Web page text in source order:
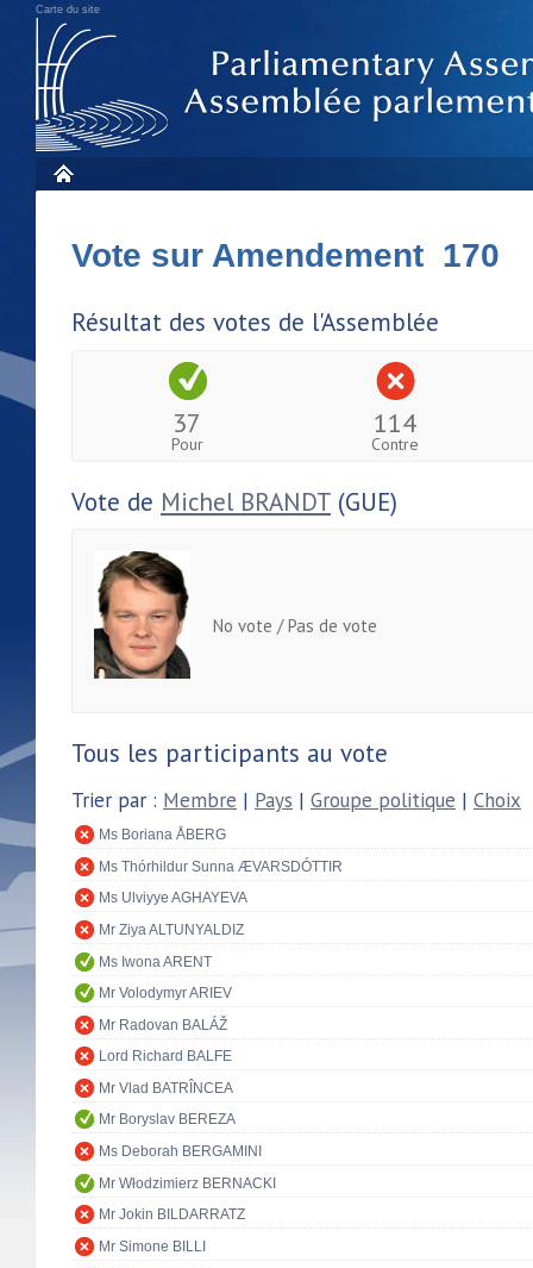
Carte du site
Vote sur Amendement 170
Résultat des votes de l'Assemblée
37
Pour
114
Contre
Vote de Michel BRANDT (GUE)
No vote / Pas de vote
Tous les participants au vote
Trier par : Membre | Pays | Groupe politique | Choix
Ms Boriana ÅBERG
Ms Thórhildur Sunna ÆVARSDÓTTIR
Ms Ulviyye AGHAYEVA
Mr Ziya ALTUNYALDIZ
Ms Iwona ARENT
Mr Volodymyr ARIEV
Mr Radovan BALÁŽ
Lord Richard BALFE
Mr Vlad BATRÎNCEA
Mr Boryslav BEREZA
Ms Deborah BERGAMINI
Mr Włodzimierz BERNACKI
Mr Jokin BILDARRATZ
Mr Simone BILLI